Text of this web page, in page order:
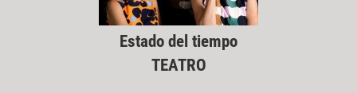
Estado del tiempo
TEATRO